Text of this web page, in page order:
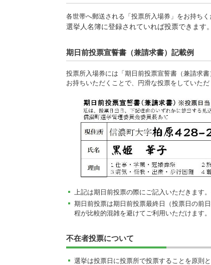
各世帯へ郵送される「投票所入場券」をお持ち
選挙人名簿に登録されていれば投票できます
期日前投票宣誓書（兼請求書）記載例
投票所入場券には「期日前投票宣誓書（兼請求書
お持ちいただくことで、円滑な投票をしていただ
上記は期日前投票の際にご記入いただきます。
期日前投票は期日前投票最終日（投票日の前
程が比較的混雑を避けてご利用いただけます。
不在者投票について
選挙は投票日に投票所で投票することを原則